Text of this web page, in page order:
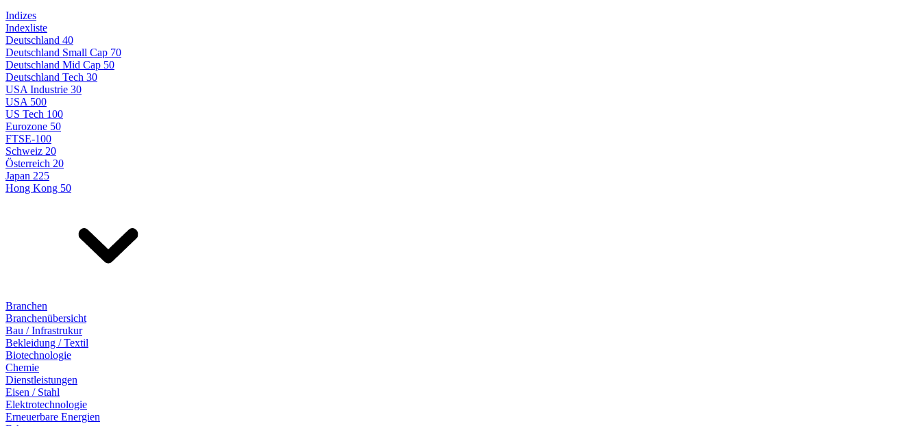
Indizes
Indexliste
Deutschland 40
Deutschland Small Cap 70
Deutschland Mid Cap 50
Deutschland Tech 30
USA Industrie 30
USA 500
US Tech 100
Eurozone 50
FTSE-100
Schweiz 20
Österreich 20
Japan 225
Hong Kong 50
Branchen
Branchenübersicht
Bau / Infrastrukur
Bekleidung / Textil
Biotechnologie
Chemie
Dienstleistungen
Eisen / Stahl
Elektrotechnologie
Erneuerbare Energien